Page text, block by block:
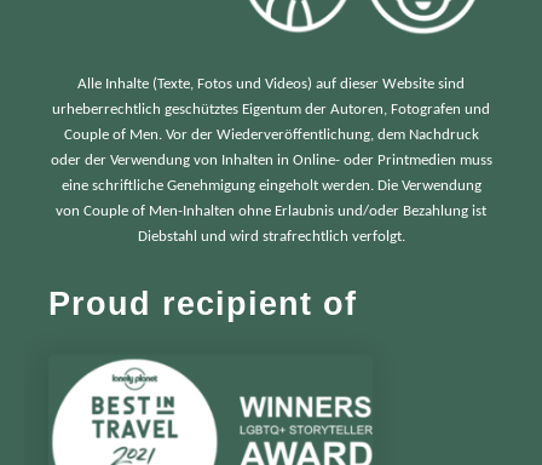
Alle Inhalte (Texte, Fotos und Videos) auf dieser Website sind
urheberrechtlich geschütztes Eigentum der Autoren, Fotografen und
Couple of Men. Vor der Wiederveröffentlichung, dem Nachdruck
oder der Verwendung von Inhalten in Online- oder Printmedien muss
eine schriftliche Genehmigung eingeholt werden. Die Verwendung
von Couple of Men-Inhalten ohne Erlaubnis und/oder Bezahlung ist
Diebstahl und wird strafrechtlich verfolgt.
Proud recipient of